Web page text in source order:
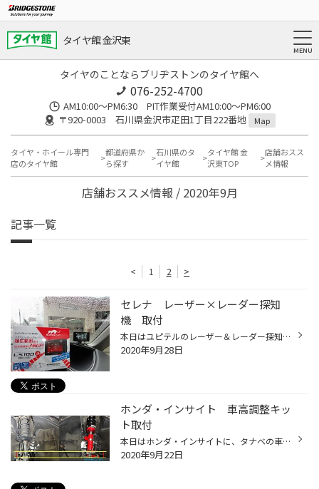
タイヤ館 金沢東
タイヤのことならブリヂストンのタイヤ館へ
076-252-4700
AM10:00～PM6:30 PIT作業受付AM10:00～PM6:00
〒920-0003 石川県金沢市疋田1丁目222番地
Map
タイヤ・ホイール専門
店のタイヤ館
都道府県か
ら探す
石川県のタ
イヤ館
タイヤ館 金
沢東TOP
店舗おスス
メ情報
店舗おススメ情報 / 2020年9月
記事一覧
< 1 2 >
セレナ レーザー×レーダー探知
機 取付
本日はユピテルのレーザー＆レーダー探知機の取付です！ ユピテルのLS100は新型レーザー式オービスにも対応したモデルになります。 ”広範囲を探知するレンズを搭載し、微弱なレーザー光を集光して遠方のオービスもキャッチ！！”とあり、新型オービス対策にも期待！？が持てそうですね！ 他にも多彩...
2020年9月28日
ホンダ・インサイト 車高調整キッ
ト取付
本日はホンダ・インサイトに、タナベの車高調整キット ”コンフォートＲ”の取付を致しました。 ちなみに上の画像は（左）純正から（右）車高調キットへ交換した画像ですが、画像の矢印↑の分だけショックアブソーバー自体の長さも変わります。（短くなると車高がダウンします。今回は全長調整式ではな...
2020年9月22日